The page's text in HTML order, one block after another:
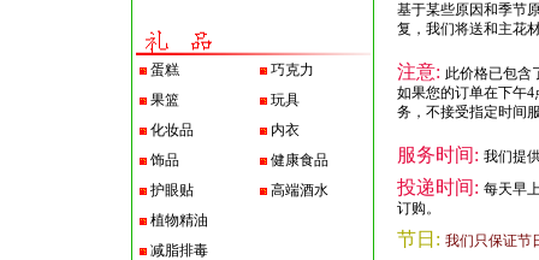
蛋糕
巧克力
果篮
玩具
化妆品
内衣
饰品
健康食品
护眼贴
高端酒水
植物精油
减脂排毒
基于某些原因和季节
复，我们将送和主花
注意: 此价格已包含
如果您的订单在下午
务，不接受指定时间
服务时间: 我们提
投递时间: 每天早
订购。
节日: 我们只保证节